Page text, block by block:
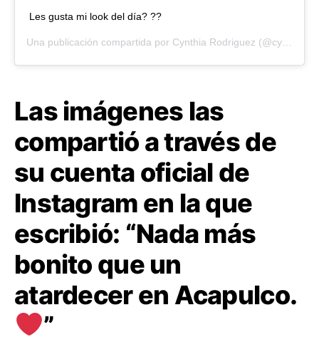
Les gusta mi look del día? ??
Una publicación compartida por Cynthia Rodriguez (@cynoficial) el
Las imágenes las
compartió a través de
su cuenta oficial de
Instagram en la que
escribió: “Nada más
bonito que un
atardecer en Acapulco.
”